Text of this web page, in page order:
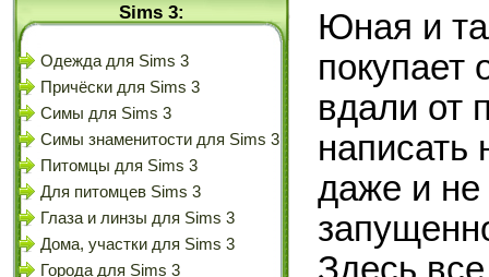
Sims 3:
Одежда для Sims 3
Причёски для Sims 3
Симы для Sims 3
Симы знаменитости для Sims 3
Питомцы для Sims 3
Для питомцев Sims 3
Глаза и линзы для Sims 3
Дома, участки для Sims 3
Города для Sims 3
Юная и
покупает
вдали от
написать
даже и не
Здесь